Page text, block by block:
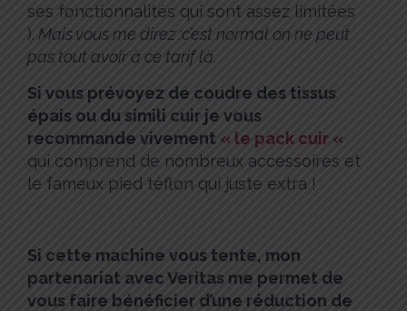
ses fonctionnalités qui sont assez limitées
). Mais vous me direz :c’est normal on ne peut
pas tout avoir à ce tarif là.
Si vous prévoyez de coudre des tissus
épais ou du simili cuir je vous
recommande vivement « le pack cuir «
qui comprend de nombreux accessoires et
le fameux pied téflon qui juste extra !
Si cette machine vous tente, mon
partenariat avec Veritas me permet de
vous faire bénéficier d’une réduction de